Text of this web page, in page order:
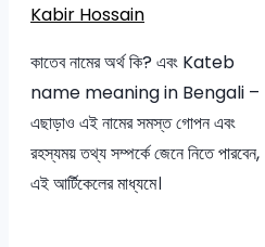
Kabir Hossain
কাতেব নামের অর্থ কি? এবং Kateb
name meaning in Bengali –
এছাড়াও এই নামের সমস্ত গোপন এবং
রহস্যময় তথ্য সম্পর্কে জেনে নিতে পারবেন,
এই আর্টিকেলের মাধ্যমে।